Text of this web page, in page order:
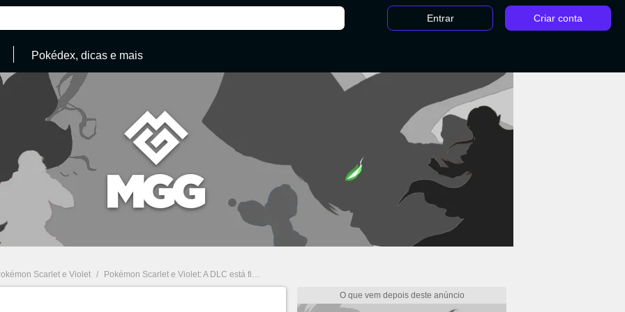
Entrar Criar conta
Pokédex, dicas e mais
Scarlet e Violet / Pokémon Scarlet e Violet: A DLC está finalmente disponível com alguns novos recursos